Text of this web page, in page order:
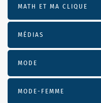
MATH ET MA CLIQUE
MÉDIAS
MODE
MODE-FEMME